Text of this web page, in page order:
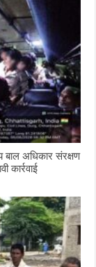
अधिकार संरक्षण
कार्रवाई